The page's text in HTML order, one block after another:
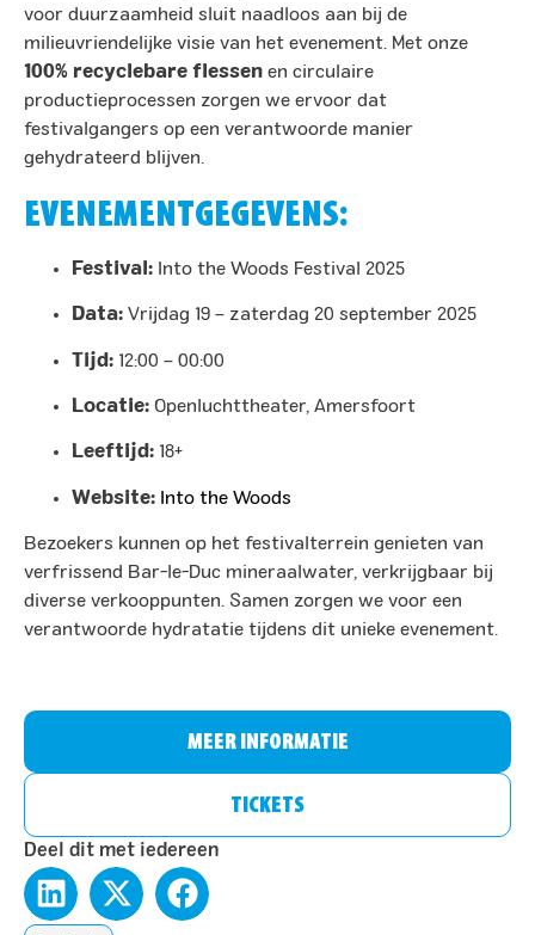
voor duurzaamheid sluit naadloos aan bij de
milieuvriendelijke visie van het evenement. Met onze
100% recyclebare flessen en circulaire
productieprocessen zorgen we ervoor dat
festivalgangers op een verantwoorde manier
gehydrateerd blijven.​
EVENEMENTGEGEVENS:
Festival: Into the Woods Festival 2025
Data: Vrijdag 19 – zaterdag 20 september 2025
Tijd: 12:00 – 00:00
Locatie: Openluchttheater, Amersfoort
Leeftijd: 18+
Website: Into the Woods
Bezoekers kunnen op het festivalterrein genieten van
verfrissend Bar-le-Duc mineraalwater, verkrijgbaar bij
diverse verkooppunten. Samen zorgen we voor een
verantwoorde hydratatie tijdens dit unieke evenement.​
MEER INFORMATIE
TICKETS
Deel dit met iedereen